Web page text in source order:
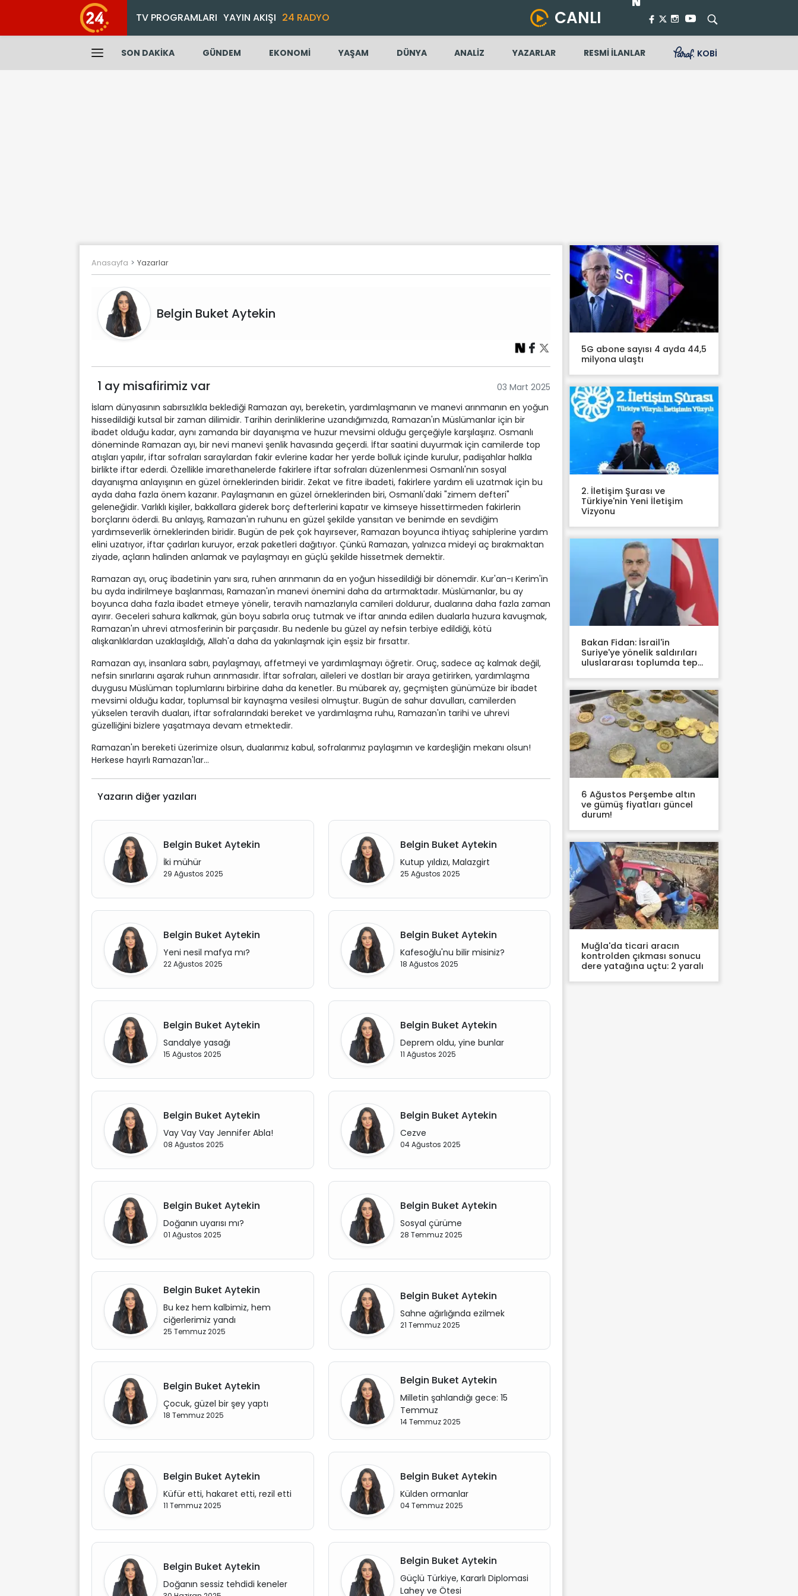
TV PROGRAMLARI YAYIN AKIŞI 24 RADYO CANLI
SON DAKİKA GÜNDEM EKONOMİ YAŞAM DÜNYA ANALİZ YAZARLAR RESMİ İLANLAR KOBİ
Anasayfa Yazarlar
Belgin Buket Aytekin
1 ay misafirimiz var
03 Mart 2025
İslam dünyasının sabırsızlıkla beklediği Ramazan ayı, bereketin, yardımlaşmanın ve manevi arınmanın en yoğun
hissedildiği kutsal bir zaman dilimidir. Tarihin derinliklerine uzandığımızda, Ramazan'ın Müslümanlar için bir
ibadet olduğu kadar, aynı zamanda bir dayanışma ve huzur mevsimi olduğu gerçeğiyle karşılaşırız. Osmanlı
döneminde Ramazan ayı, bir nevi manevi şenlik havasında geçerdi. İftar saatini duyurmak için camilerde top
atışları yapılır, iftar sofraları saraylardan fakir evlerine kadar her yerde bolluk içinde kurulur, padişahlar halkla
birlikte iftar ederdi. Özellikle imarethanelerde fakirlere iftar sofraları düzenlenmesi Osmanlı'nın sosyal
dayanışma anlayışının en güzel örneklerinden biridir. Zekat ve fitre ibadeti, fakirlere yardım eli uzatmak için bu
ayda daha fazla önem kazanır. Paylaşmanın en güzel örneklerinden biri, Osmanlı'daki "zimem defteri"
geleneğidir. Varlıklı kişiler, bakkallara giderek borç defterlerini kapatır ve kimseye hissettirmeden fakirlerin
borçlarını öderdi. Bu anlayış, Ramazan'ın ruhunu en güzel şekilde yansıtan ve benimde en sevdiğim
yardımseverlik örneklerinden biridir. Bugün de pek çok hayırsever, Ramazan boyunca ihtiyaç sahiplerine yardım
elini uzatıyor, iftar çadırları kuruyor, erzak paketleri dağıtıyor. Çünkü Ramazan, yalnızca mideyi aç bırakmaktan
ziyade, açların halinden anlamak ve paylaşmayı en güçlü şekilde hissetmek demektir.
Ramazan ayı, oruç ibadetinin yanı sıra, ruhen arınmanın da en yoğun hissedildiği bir dönemdir. Kur'an-ı Kerim'in
bu ayda indirilmeye başlanması, Ramazan'ın manevi önemini daha da artırmaktadır. Müslümanlar, bu ay
boyunca daha fazla ibadet etmeye yönelir, teravih namazlarıyla camileri doldurur, dualarına daha fazla zaman
ayırır. Geceleri sahura kalkmak, gün boyu sabırla oruç tutmak ve iftar anında edilen dualarla huzura kavuşmak,
Ramazan'ın uhrevi atmosferinin bir parçasıdır. Bu nedenle bu güzel ay nefsin terbiye edildiği, kötü
alışkanlıklardan uzaklaşıldığı, Allah'a daha da yakınlaşmak için eşsiz bir fırsattır.
Ramazan ayı, insanlara sabrı, paylaşmayı, affetmeyi ve yardımlaşmayı öğretir. Oruç, sadece aç kalmak değil,
nefsin sınırlarını aşarak ruhun arınmasıdır. İftar sofraları, aileleri ve dostları bir araya getirirken, yardımlaşma
duygusu Müslüman toplumlarını birbirine daha da kenetler. Bu mübarek ay, geçmişten günümüze bir ibadet
mevsimi olduğu kadar, toplumsal bir kaynaşma vesilesi olmuştur. Bugün de sahur davulları, camilerden
yükselen teravih duaları, iftar sofralarındaki bereket ve yardımlaşma ruhu, Ramazan'ın tarihi ve uhrevi
güzelliğini bizlere yaşatmaya devam etmektedir.
Ramazan'ın bereketi üzerimize olsun, dualarımız kabul, sofralarımız paylaşımın ve kardeşliğin mekanı olsun!
Herkese hayırlı Ramazan'lar...
Yazarın diğer yazıları
Belgin Buket Aytekin
İki mühür
29 Ağustos 2025
Belgin Buket Aytekin
Kutup yıldızı, Malazgirt
25 Ağustos 2025
Belgin Buket Aytekin
Yeni nesil mafya mı?
22 Ağustos 2025
Belgin Buket Aytekin
Kafesoğlu'nu bilir misiniz?
18 Ağustos 2025
Belgin Buket Aytekin
Sandalye yasağı
15 Ağustos 2025
Belgin Buket Aytekin
Deprem oldu, yine bunlar
11 Ağustos 2025
Belgin Buket Aytekin
Vay Vay Vay Jennifer Abla!
08 Ağustos 2025
Belgin Buket Aytekin
Cezve
04 Ağustos 2025
Belgin Buket Aytekin
Doğanın uyarısı mı?
01 Ağustos 2025
Belgin Buket Aytekin
Sosyal çürüme
28 Temmuz 2025
Belgin Buket Aytekin
Bu kez hem kalbimiz, hem
ciğerlerimiz yandı
25 Temmuz 2025
Belgin Buket Aytekin
Sahne ağırlığında ezilmek
21 Temmuz 2025
Belgin Buket Aytekin
Çocuk, güzel bir şey yaptı
18 Temmuz 2025
Belgin Buket Aytekin
Milletin şahlandığı gece: 15
Temmuz
14 Temmuz 2025
Belgin Buket Aytekin
Küfür etti, hakaret etti, rezil etti
11 Temmuz 2025
Belgin Buket Aytekin
Külden ormanlar
04 Temmuz 2025
Belgin Buket Aytekin
Doğanın sessiz tehdidi keneler
Belgin Buket Aytekin
Güçlü Türkiye, Kararlı Diplomasi
Lahey ve Ötesi
5G abone sayısı 4 ayda 44,5
milyona ulaştı
2. İletişim Şurası ve
Türkiye'nin Yeni İletişim
Vizyonu
Bakan Fidan: İsrail'in
Suriye'ye yönelik saldırıları
uluslararası toplumda tepki
6 Ağustos Perşembe altın
ve gümüş fiyatları güncel
durum!
Muğla'da ticari aracın
kontrolden çıkması sonucu
dere yatağına uçtu: 2 yaralı